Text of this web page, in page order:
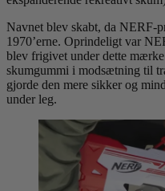
Navnet blev skabt, da NERF-
1970’erne. Oprindeligt var
blev frigivet under dette
skumgummi i modsætning til
gjorde den mere sikker og
under leg.